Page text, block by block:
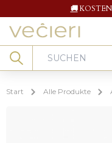
🚚
Search
Start Alle Produkte